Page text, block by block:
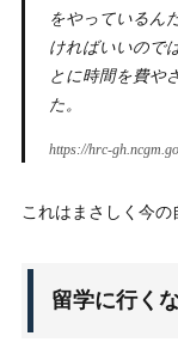
をやっているん
ければいいので
とに時間を費や
た。
https://hrc-
これはまさしく今の
留学に行く